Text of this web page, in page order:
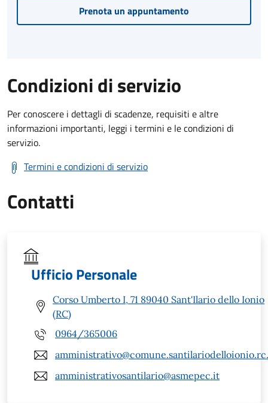
Prenota un appuntamento
Condizioni di servizio
Per conoscere i dettagli di scadenze, requisiti e altre
informazioni importanti, leggi i termini e le condizioni di
servizio.
Termini e condizioni di servizio
Contatti
Ufficio Personale
Corso Umberto I, 71 89040 Sant'Ilario dello Ionio
(RC)
0964/365006
amministrativosantilario@asmepec.it